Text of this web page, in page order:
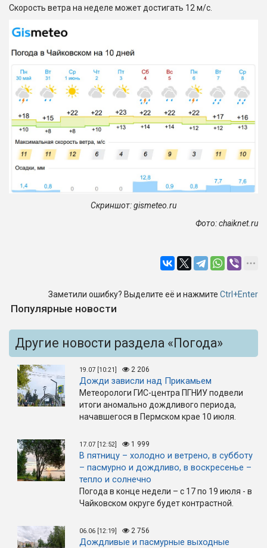
Скорость ветра на неделе может достигать 12 м/с.
Скриншот: gismeteo.ru
Фото: сhaiknet.ru
Заметили ошибку? Выделите её и нажмите Ctrl+Enter
Популярные новости
Другие новости раздела «Погода»
19.07 [10:21] 2 206
Дожди зависли над Прикамьем
Метеорологи ГИС-центра ПГНИУ подвели
итоги аномально дождливого периода,
начавшегося в Пермском крае 10 июля.
17.07 [12:52] 1 999
В пятницу – холодно и ветрено, в субботу
– пасмурно и дождливо, в воскресенье –
тепло и солнечно
Погода в конце недели – с 17 по 19 июля - в
Чайковском округе будет контрастной.
06.06 [12:19] 2 756
Дождливые и пасмурные выходные